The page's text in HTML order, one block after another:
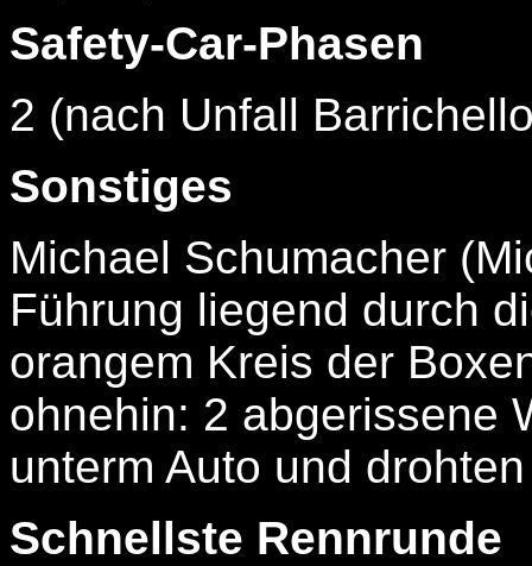
Safety-Car-Phasen
2 (nach Unfall
Sonstiges
Michael Schumacher
Führung liegend durch
orangem Kreis der
ohnehin: 2 abgerissene
unterm Auto und
Schnellste Rennrunde